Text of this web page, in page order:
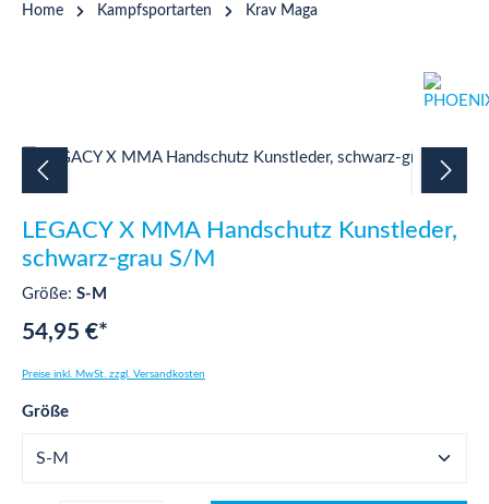
Home Kampfsportarten Krav Maga
Bildergalerie überspringen
LEGACY X MMA Handschutz Kunstleder,
schwarz-grau S/M
Größe: S-M
54,95 €*
Preise inkl. MwSt. zzgl. Versandkosten
Größeauswählen